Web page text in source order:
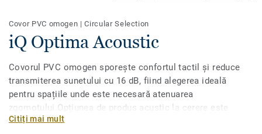
Covor PVC omogen |Circular Selection
iQ Optima Acoustic
Covorul PVC omogen sporește confortul tactil și reduce
transmiterea sunetului cu 16 dB, fiind alegerea ideală
pentru spațiile unde este necesară atenuarea
zgomotului.Opțiunea de produs acustic la cerere este
disponibilă pentru toate cele 55 de nuanțe ale iQ Optimas
Citiți mai mult